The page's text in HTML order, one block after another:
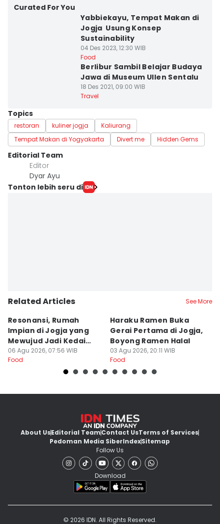
Curated For You
Yabbiekayu, Tempat Makan di
Jogja Usung Konsep
Sustainability
04 Des 2023, 12:30 WIB
Food
Berlibur Sambil Belajar Budaya
Jawa di Museum Ullen Sentalu
18 Des 2021, 09:00 WIB
Travel
Topics
restoran kuliner jogja
Kaliurang
Tempat Makan di Yogyakarta
Divert me Hidden Gems
Editorial Team
Editor
Dyar Ayu
Tonton lebih seru di
Related Articles See More
Resonansi, Rumah
Impian di Jogja yang
Mewujud Jadi Kedai
Ramen dan Burger
06 Agu 2026, 07:56 WIB
Food
Haraku Ramen Buka
Gerai Pertama di Jogja,
Boyong Ramen Halal
03 Agu 2026, 20:11 WIB
Food
About UsEditorial TeamContact UsTerms of Services
Pedoman Media SiberIndexSitemap
Follow Us
Download
© 2026 IDN. All Rights Reserved.